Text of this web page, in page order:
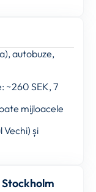
autobuze,
~260 SEK, 7
mijloacele
Vechi) și